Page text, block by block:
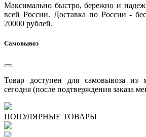
Максимально быстро, бережно и
всей России. Доставка по России -
20000 рублей.
Самовывоз
Товар доступен для самовывоза из
сегодня (после подтверждения заказа
ПОПУЛЯРНЫЕ ТОВАРЫ